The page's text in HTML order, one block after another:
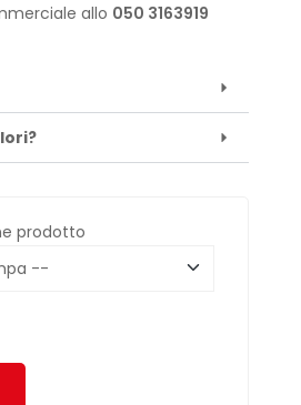
allo 050 3163919
prodotto